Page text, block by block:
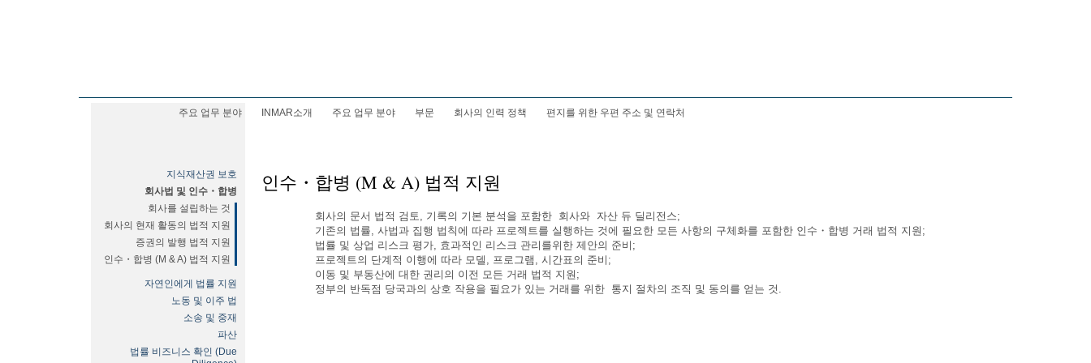
INMAR소개 주요 업무 분야 부문 회사의 인력 정책 편지를 위한 우편 주소 및 연락처
인수・합병 (M & A) 법적 지원
회사의 문서 법적 검토, 기록의 기본 분석을 포함한 회사와 자산 듀 딜리전스;
기존의 법률, 사법과 집행 법칙에 따라 프로젝트를 실행하는 것에 필요한 모든 사항의 구체화를 포함한 인수・합병 거래 법적 지원;
법률 및 상업 리스크 평가, 효과적인 리스크 관리를위한 제안의 준비;
프로젝트의 단계적 이행에 따라 모델, 프로그램, 시간표의 준비;
이동 및 부동산에 대한 권리의 이전 모든 거래 법적 지원;
정부의 반독점 당국과의 상호 작용을 필요가 있는 거래를 위한 통지 절차의 조직 및 동의를 얻는 것.
주요 업무 분야
지식재산권 보호
회사법 및 인수・합병
회사를 설립하는 것
회사의 현재 활동의 법적 지원
증권의 발행 법적 지원
인수・합병 (M & A) 법적 지원
자연인에게 법률 지원
노동 및 이주 법
소송 및 중재
파산
법률 비즈니스 확인 (Due